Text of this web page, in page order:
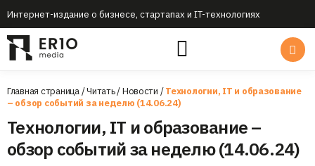
Интернет-издание о бизнесе, стартапах и IT-технологиях
Главная страница/Читать/Новости /Технологии, IT и образование
– обзор событий за неделю (14.06.24)
Технологии, IT и образование –
обзор событий за неделю (14.06.24)